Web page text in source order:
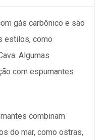
gás carbônico e são
estilos, como
Algumas
com espumantes
combinam
do mar, como ostras,